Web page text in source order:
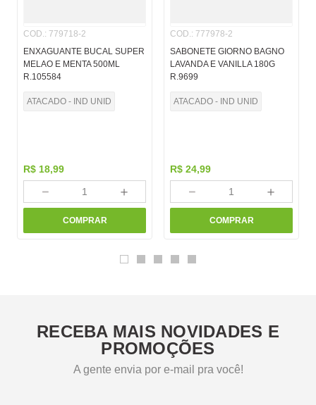
COD.: 779718-2
ENXAGUANTE BUCAL SUPER
MELAO E MENTA 500ML
R.105584
ATACADO - IND UNID
R$ 18,99
＋
－
COMPRAR
COD.: 777978-2
SABONETE GIORNO BAGNO
LAVANDA E VANILLA 180G
R.9699
ATACADO - IND UNID
R$ 24,99
＋
－
COMPRAR
RECEBA MAIS NOVIDADES E
PROMOÇÕES
A gente envia por e-mail pra você!